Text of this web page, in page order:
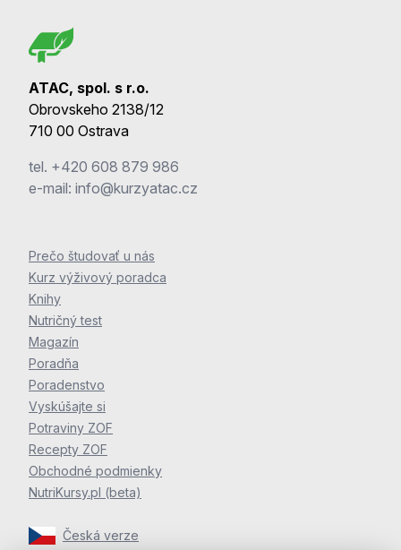
ATAC, spol. s r.o.
Obrovskeho 2138/12
710 00 Ostrava
tel. +420 608 879 986
e-mail: info@kurzyatac.cz
Prečo študovať u nás
Kurz výživový poradca
Knihy
Nutričný test
Magazín
Poradňa
Poradenstvo
Vyskúšajte si
Potraviny ZOF
Recepty ZOF
Obchodné podmienky
NutriKursy.pl (beta)
Česká verze